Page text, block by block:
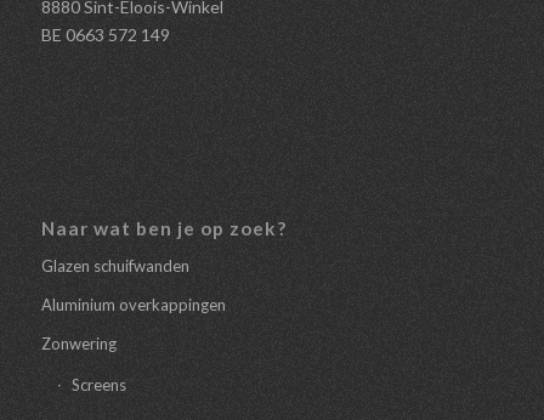
8880 Sint-Eloois-Winkel
BE 0663 572 149
Naar wat ben je op zoek?
Glazen schuifwanden
Aluminium overkappingen
Zonwering
Screens